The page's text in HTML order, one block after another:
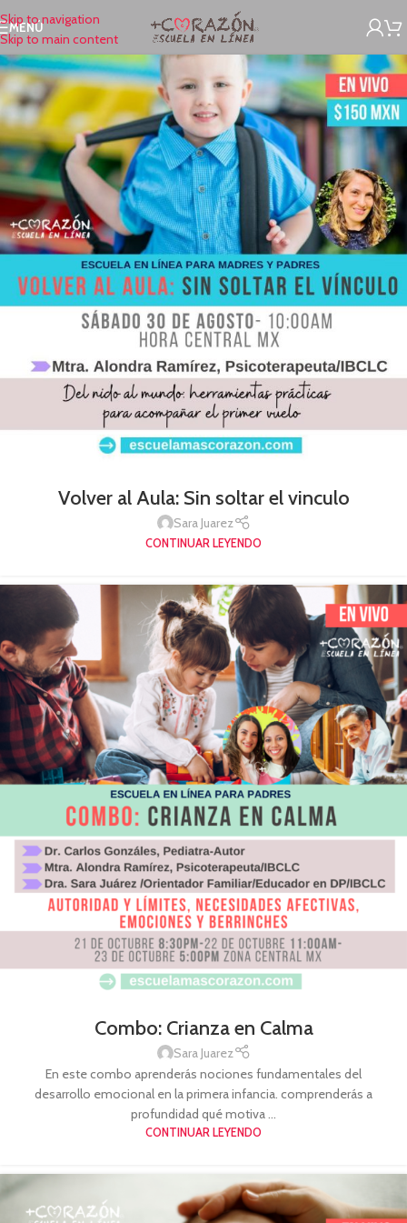
Skip to navigation
Skip to main content
MENÚ
Volver al Aula: Sin soltar el vinculo
Sara Juarez
CONTINUAR LEYENDO
Combo: Crianza en Calma
Sara Juarez
En este combo aprenderás nociones fundamentales del
desarrollo emocional en la primera infancia. comprenderás a
profundidad qué motiva ...
CONTINUAR LEYENDO